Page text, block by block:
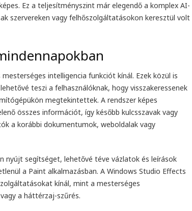
Ez a teljesítményszint már elegendő a komplex AI-
szervereken vagy felhőszolgáltatásokon keresztül volt
intelligencia funkciót kínál. Ezek közül is
teszi a felhasználóknak, hogy visszakeressenek
megtekintettek. A rendszer képes
összes információt, így később kulcsszavak vagy
a korábbi dokumentumok, weboldalak vagy
nyújt segítséget, lehetővé téve vázlatok és leírások
a Paint alkalmazásban. A Windows Studio Effects
kínál, mint a mesterséges
a háttérzaj-szűrés.